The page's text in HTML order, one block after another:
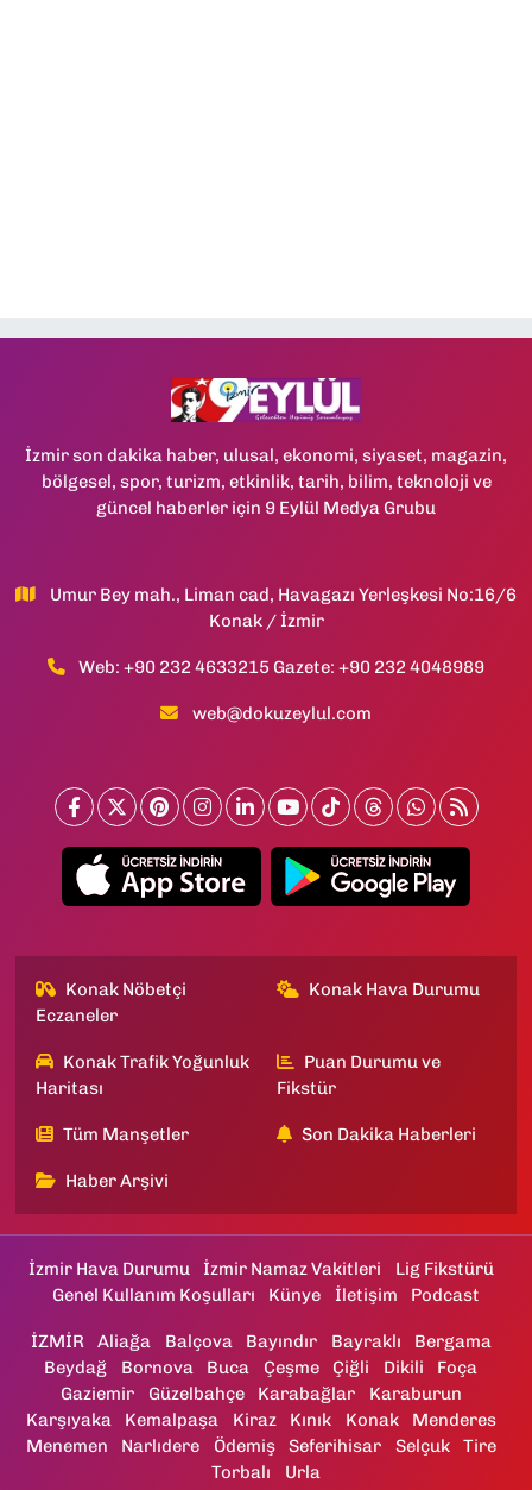
İzmir son dakika haber, ulusal, ekonomi, siyaset, magazin,
bölgesel, spor, turizm, etkinlik, tarih, bilim, teknoloji ve
güncel haberler için 9 Eylül Medya Grubu
Umur Bey mah., Liman cad, Havagazı Yerleşkesi No:16/6
Konak / İzmir
Web: +90 232 4633215 Gazete: +90 232 4048989
web@dokuzeylul.com
Konak Nöbetçi
Eczaneler
Konak Hava Durumu
Konak Trafik Yoğunluk
Haritası
Puan Durumu ve
Fikstür
Tüm Manşetler Son Dakika Haberleri
Haber Arşivi
İzmir Hava Durumu İzmir Namaz Vakitleri
Lig Fikstürü
Genel Kullanım Koşulları
Künye İletişim Podcast
İZMİR Aliağa Balçova Bayındır Bayraklı
Bergama
Beydağ
Bornova Buca Çeşme Çiğli Dikili
Foça
Gaziemir
Güzelbahçe Karabağlar
Karaburun
Karşıyaka
Kemalpaşa Kiraz Kınık Konak
Menderes
Menemen
Narlıdere Ödemiş Seferihisar Selçuk
Tire
Torbalı
Urla